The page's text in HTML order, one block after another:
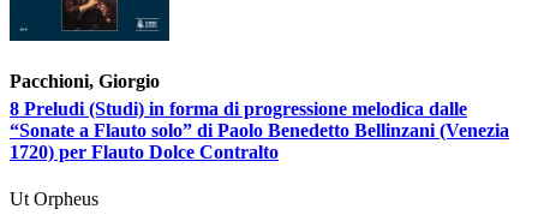
Pacchioni, Giorgio
8 Preludi (Studi) in forma di progressione melodica dalle
“Sonate a Flauto solo” di Paolo Benedetto Bellinzani (Venezia
1720) per Flauto Dolce Contralto
Ut Orpheus